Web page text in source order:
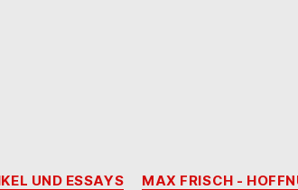
Kategorien
UND ESSAYS MAX FRISCH -